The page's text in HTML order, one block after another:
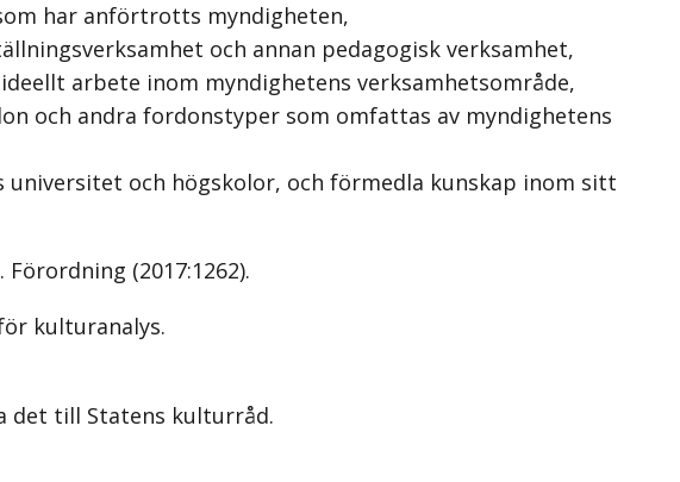
har anförtrotts myndigheten,
och annan pedagogisk verksamhet,
arbete inom myndighetens verksamhetsområde,
och andra fordonstyper som omfattas av myndighetens
universitet och högskolor, och förmedla kunskap inom sitt
(2017:1262).
kulturanalys.
det till Statens kulturråd.